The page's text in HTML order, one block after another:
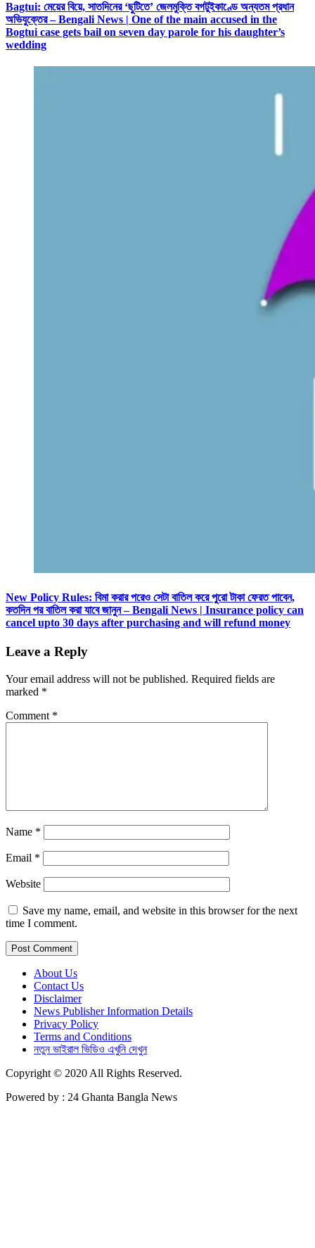
Bagtui: মেয়ের বিয়ে, সাতদিনের ‘ছুটিতে’ জেলমুক্তি বগটুইকাণ্ডে অন্যতম প্রধান
অভিযুক্তের – Bengali News | One of the main accused in the
Bogtui case gets bail on seven day parole for his daughter’s
wedding
New Policy Rules: বিমা করার পরেও সেটা বাতিল করে পুরো টাকা ফেরত পাবেন,
কতদিন পর বাতিল করা যাবে জানুন – Bengali News | Insurance policy can
cancel upto 30 days after purchasing and will refund money
Leave a Reply
Your email address will not be published. Required fields are
marked *
Comment *
Name *
Email *
Website
Save my name, email, and website in this browser for the next
time I comment.
About Us
Contact Us
Disclaimer
News Publisher Information Details
Privacy Policy
Terms and Conditions
নতুন ভাইরাল ভিডিও এখুনি দেখুন
Copyright © 2020 All Rights Reserved.
Powered by : 24 Ghanta Bangla News